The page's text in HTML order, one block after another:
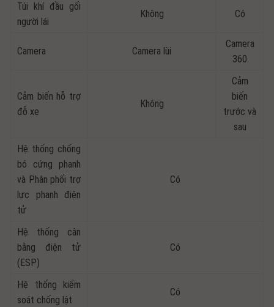
Túi khí đầu gối
người lái
Không Có
Camera Camera lùi
Camera
360
Cảm biến hỗ trợ
đỗ xe
Không
Cảm
biến
trước và
sau
Hệ thống chống
bó cứng phanh
và Phân phối trợ
lực phanh điện
tử
Có
Hệ thống cân
bằng điện tử
(ESP)
Có
Hệ thống kiểm
soát chống lật
Có